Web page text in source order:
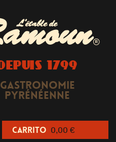
L'étable de
®
1799
Gastronomie
Pyrénéenne
Carrito 0,00 €